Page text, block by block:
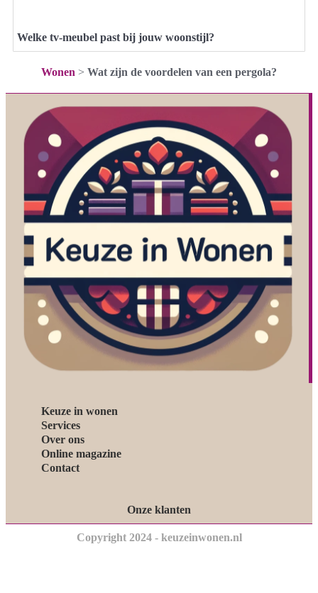
Welke tv-meubel past bij jouw woonstijl?
Wonen > Wat zijn de voordelen van een pergola?
Keuze in wonen
Services
Over ons
Online magazine
Contact
Onze klanten
Copyright 2024 - keuzeinwonen.nl